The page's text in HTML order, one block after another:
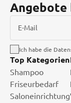
Angebote
E-Mail
Ich habe die
Top Kategorien
Shampoo
Friseurbedarf
Saloneinrichtung